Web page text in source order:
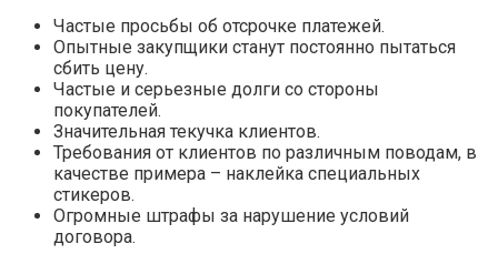
Частые просьбы об отсрочке платежей.
Опытные закупщики станут постоянно пытаться
сбить цену.
Частые и серьезные долги со стороны
покупателей.
Значительная текучка клиентов.
Требования от клиентов по различным поводам, в
качестве примера – наклейка специальных
стикеров.
Огромные штрафы за нарушение условий
договора.